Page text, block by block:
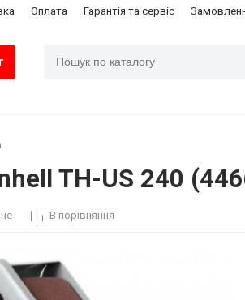
Оплата Гарантія та сервіс
TH-US 240
В порівняння